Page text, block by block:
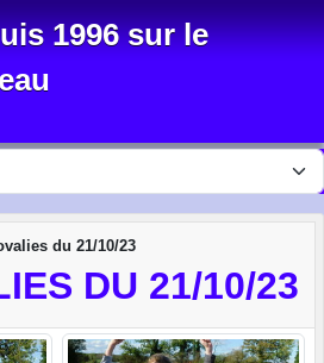
1996 sur le
du 21/10/23
DU 21/10/23